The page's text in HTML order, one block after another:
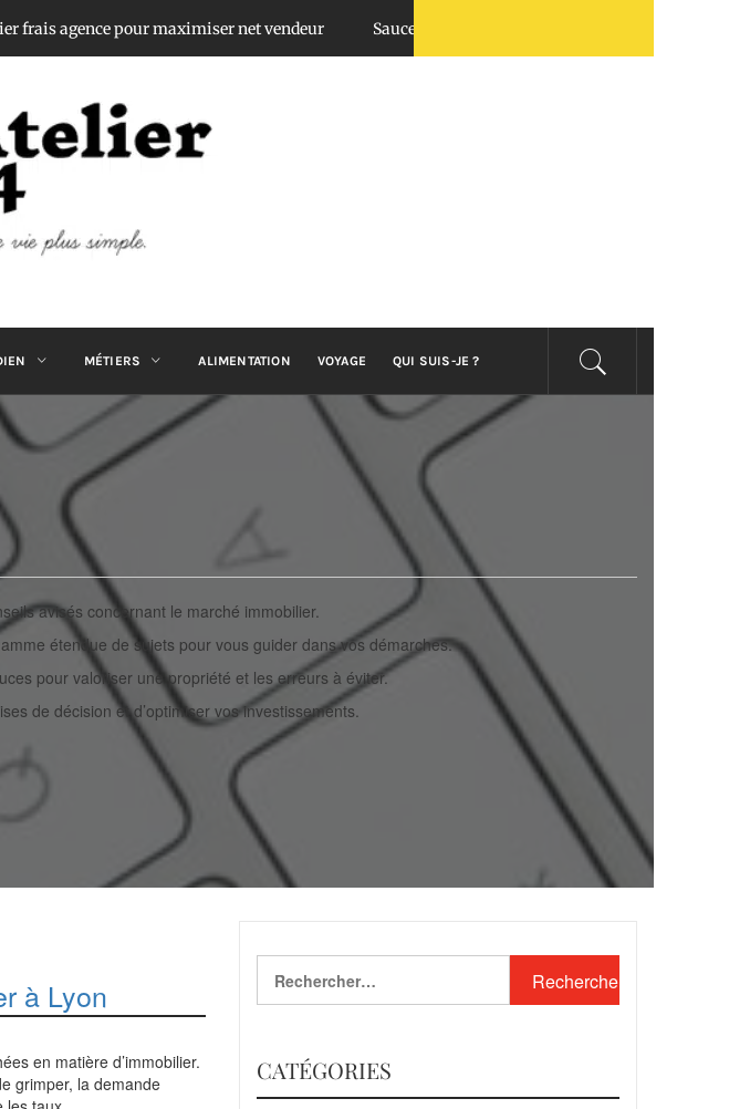
pour maximiser net vendeur Sauce chimichurri : top utilisations en BBQ et salades
14
MÉTIERS ALIMENTATION VOYAGE QUI SUIS-JE ?
avisés concernant le marché immobilier.
étendue de sujets pour vous guider dans vos démarches.
pour valoriser une propriété et les erreurs à éviter.
de décision et d’optimiser vos investissements.
à Lyon
en matière d’immobilier.
grimper, la demande
CATÉGORIES